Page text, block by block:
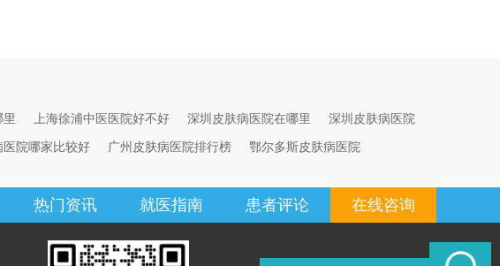
上海徐浦中医医院好不好 深圳皮肤病医院在哪里
深圳皮肤病医院
医院哪家比较好 广州皮肤病医院排行榜 鄂尔多斯皮肤病医院
热门资讯 就医指南 患者评论 在线咨询